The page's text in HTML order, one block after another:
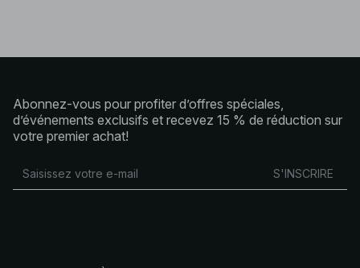
Abonnez-vous pour profiter d’offres spéciales,
d’événements exclusifs et recevez 15 % de réduction sur
votre premier achat!
S'INSCRIRE